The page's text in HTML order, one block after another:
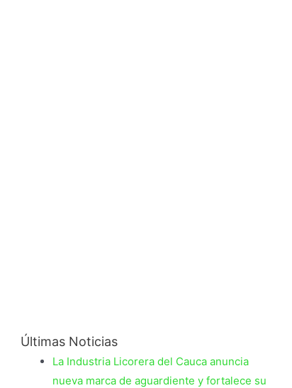
Últimas Noticias
La Industria Licorera del Cauca anuncia
nueva marca de aguardiente y fortalece su